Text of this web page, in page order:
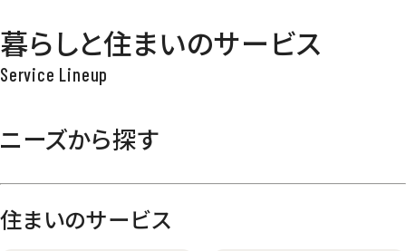
暮らしと住まいのサービス
ニーズから探す
住まいのサービス